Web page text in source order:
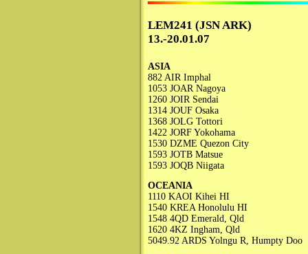
LEM241 (JSN ARK)
13.-20.01.07
ASIA
882 AIR Imphal
1053 JOAR Nagoya
1260 JOIR Sendai
1314 JOUF Osaka
1368 JOLG Tottori
1422 JORF Yokohama
1530 DZME Quezon City
1593 JOTB Matsue
1593 JOQB Niigata
OCEANIA
1110 KAOI Kihei HI
1540 KREA Honolulu HI
1548 4QD Emerald, Qld
1620 4KZ Ingham, Qld
5049.92 ARDS Yolngu R, Humpty Doo